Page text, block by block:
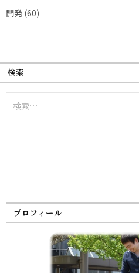
開発 (60)
検索
索:
プロフィール